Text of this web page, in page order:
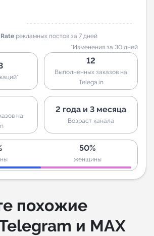
рекламных постов за 7 дней
*Изменения за 30 дней
12
Выполненных заказов на
Telega.in
на
2 года и 3 месяца
Возраст канала
50%
женщины
похожие
и MAX